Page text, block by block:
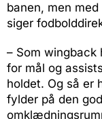
banen, men
siger
– Som wingback
for mål og
holdet. Og så er
fylder på den